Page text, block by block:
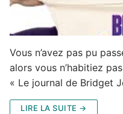
Vous n’avez pas pu
alors vous n’habitiez
« Le journal de Bridget
LIRE LA SUITE →